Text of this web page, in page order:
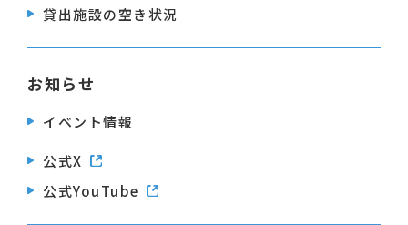
貸出施設の空き状況
お知らせ
イベント情報
公式X
公式YouTube